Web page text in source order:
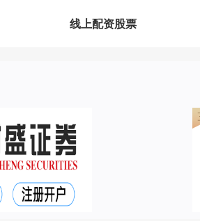
线上配资股票